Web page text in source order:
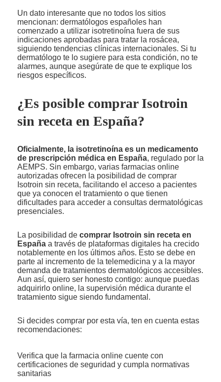
Un dato interesante que no todos los sitios
mencionan: dermatólogos españoles han
comenzado a utilizar isotretinoína fuera de sus
indicaciones aprobadas para tratar la rosácea,
siguiendo tendencias clínicas internacionales. Si tu
dermatólogo te lo sugiere para esta condición, no te
alarmes, aunque asegúrate de que te explique los
riesgos específicos.
¿Es posible comprar Isotroin
sin receta en España?
Oficialmente, la isotretinoína es un medicamento
de prescripción médica en España, regulado por la
AEMPS. Sin embargo, varias farmacias online
autorizadas ofrecen la posibilidad de comprar
Isotroin sin receta, facilitando el acceso a pacientes
que ya conocen el tratamiento o que tienen
dificultades para acceder a consultas dermatológicas
presenciales.
La posibilidad de comprar Isotroin sin receta en
España a través de plataformas digitales ha crecido
notablemente en los últimos años. Esto se debe en
parte al incremento de la telemedicina y a la mayor
demanda de tratamientos dermatológicos accesibles.
Aun así, quiero ser honesto contigo: aunque puedas
adquirirlo online, la supervisión médica durante el
tratamiento sigue siendo fundamental.
Si decides comprar por esta vía, ten en cuenta estas
recomendaciones:
Verifica que la farmacia online cuente con
certificaciones de seguridad y cumpla normativas
sanitarias